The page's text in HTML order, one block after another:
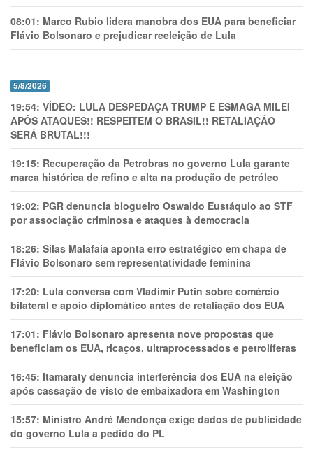
08:01: Marco Rubio lidera manobra dos EUA para beneficiar
Flávio Bolsonaro e prejudicar reeleição de Lula
5/8/2026
19:54: VÍDEO: LULA DESPEDAÇA TRUMP E ESMAGA MILEI
APÓS ATAQUES!! RESPEITEM O BRASIL!! RETALIAÇÃO
SERÁ BRUTAL!!!
19:15: Recuperação da Petrobras no governo Lula garante
marca histórica de refino e alta na produção de petróleo
19:02: PGR denuncia blogueiro Oswaldo Eustáquio ao STF
por associação criminosa e ataques à democracia
18:26: Silas Malafaia aponta erro estratégico em chapa de
Flávio Bolsonaro sem representatividade feminina
17:20: Lula conversa com Vladimir Putin sobre comércio
bilateral e apoio diplomático antes de retaliação dos EUA
17:01: Flávio Bolsonaro apresenta nove propostas que
beneficiam os EUA, ricaços, ultraprocessados e petrolíferas
16:45: Itamaraty denuncia interferência dos EUA na eleição
após cassação de visto de embaixadora em Washington
15:57: Ministro André Mendonça exige dados de publicidade
do governo Lula a pedido do PL